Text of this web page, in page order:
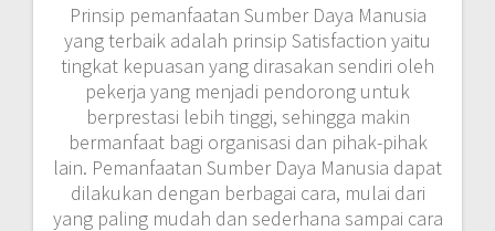
Prinsip pemanfaatan Sumber Daya Manusia
yang terbaik adalah prinsip Satisfaction yaitu
tingkat kepuasan yang dirasakan sendiri oleh
pekerja yang menjadi pendorong untuk
berprestasi lebih tinggi, sehingga makin
bermanfaat bagi organisasi dan pihak-pihak
lain. Pemanfaatan Sumber Daya Manusia dapat
dilakukan dengan berbagai cara, mulai dari
yang paling mudah dan sederhana sampai cara